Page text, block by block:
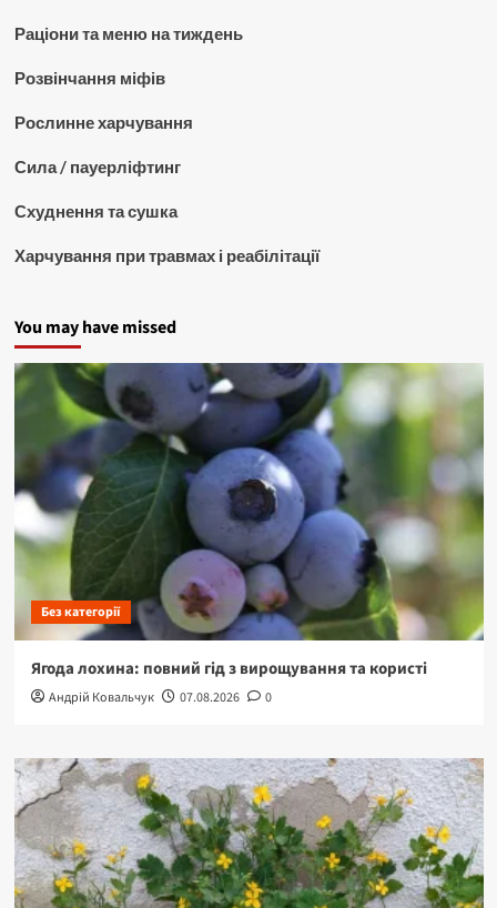
Раціони та меню на тиждень
Розвінчання міфів
Рослинне харчування
Сила / пауерліфтинг
Схуднення та сушка
Харчування при травмах і реабілітації
You may have missed
Без категорії
Ягода лохина: повний гід з вирощування та користі
Андрій Ковальчук 07.08.2026 0